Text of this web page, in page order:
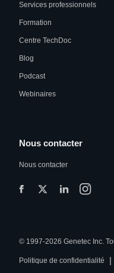
Services professionnels
Formation
Centre TechDoc
Blog
Podcast
Webinaires
Nous contacter
Nous contacter
© 1997-2026 Genetec Inc.
Politique de confidentialité |